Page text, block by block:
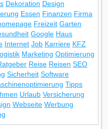
Dekoration Design
Essen Finanzen Firma
Freizeit Garten
Google Haus
Internet Job Karriere KFZ
Marketing Optimierung
Reise Reisen SEO
Sicherheit Software
Tipps
Urlaub Versicherung
Webseite Werbung